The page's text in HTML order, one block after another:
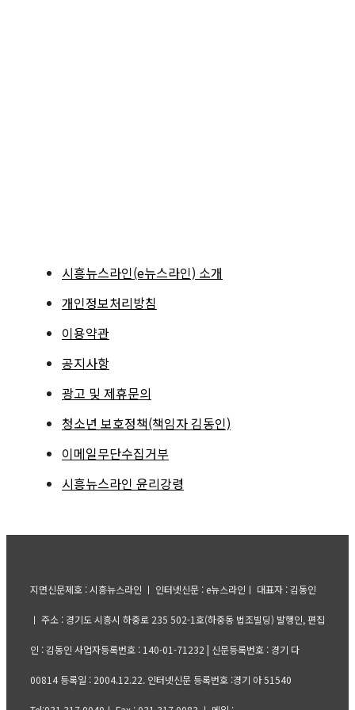
시흥뉴스라인(e뉴스라인) 소개
개인정보처리방침
이용약관
공지사항
광고 및 제휴문의
청소년 보호정책(책임자 김동인)
이메일무단수집거부
시흥뉴스라인 윤리강령
지면신문제호 : 시흥뉴스라인 ㅣ 인터넷신문 : e뉴스라인ㅣ 대표자 : 김동인
ㅣ 주소 : 경기도 시흥시 하중로 235 502-1호(하중동 법조빌딩) 발행인, 편집
인 : 김동인 사업자등록번호 : 140-01-71232 | 신문등록번호 : 경기 다
00814 등록일 : 2004.12.22. 인터넷신문 등록번호 :경기 아 51540